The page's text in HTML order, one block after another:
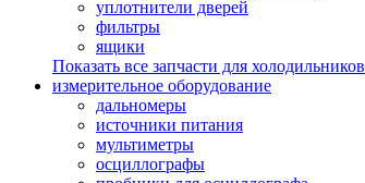
уплотнители дверей
фильтры
ящики
Показать все запчасти для холодильников
измерительное оборудование
дальномеры
источники питания
мультиметры
осциллографы